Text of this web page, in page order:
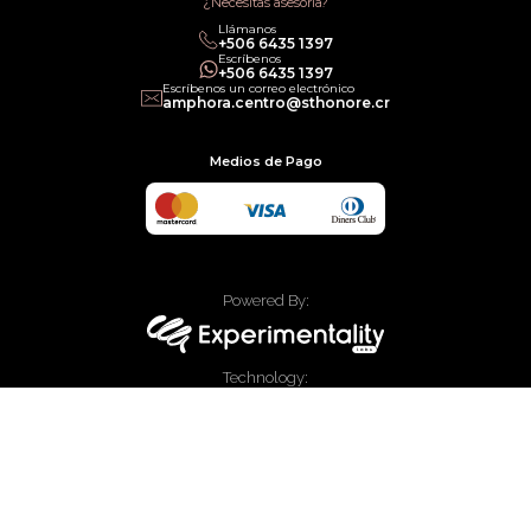
Llámanos
+506 6435 1397
Escríbenos
+506 6435 1397
Escríbenos un correo electrónico
amphora.centro@sthonore.cr
Medios de Pago
Powered By:
Technology: